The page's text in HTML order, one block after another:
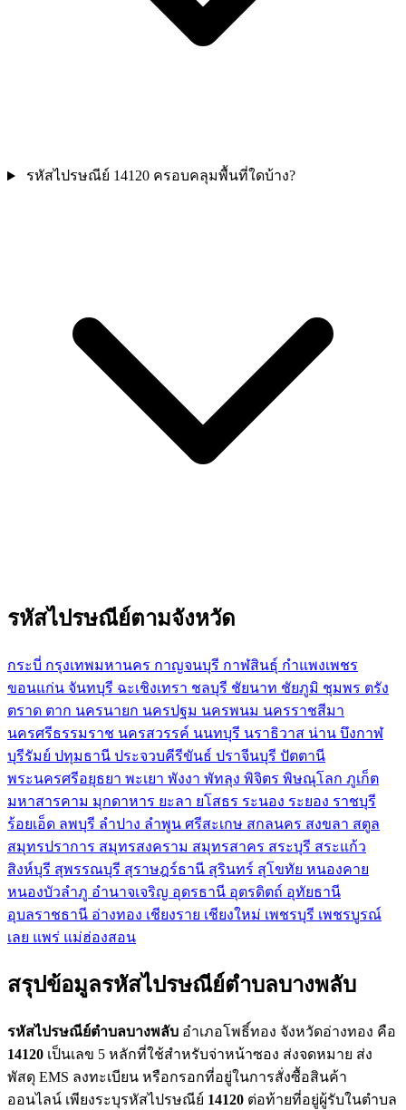
รหัสไปรษณีย์ 14120 ครอบคลุมพื้นที่ใดบ้าง?
รหัสไปรษณีย์ตามจังหวัด
กระบี่ กรุงเทพมหานคร กาญจนบุรี กาฬสินธุ์ กำแพงเพชร
ขอนแก่น จันทบุรี ฉะเชิงเทรา ชลบุรี ชัยนาท ชัยภูมิ ชุมพร ตรัง
ตราด ตาก นครนายก นครปฐม นครพนม นครราชสีมา
นครศรีธรรมราช นครสวรรค์ นนทบุรี นราธิวาส น่าน บึงกาฬ
บุรีรัมย์ ปทุมธานี ประจวบคีรีขันธ์ ปราจีนบุรี ปัตตานี
พระนครศรีอยุธยา พะเยา พังงา พัทลุง พิจิตร พิษณุโลก ภูเก็ต
มหาสารคาม มุกดาหาร ยะลา ยโสธร ระนอง ระยอง ราชบุรี
ร้อยเอ็ด ลพบุรี ลำปาง ลำพูน ศรีสะเกษ สกลนคร สงขลา สตูล
สมุทรปราการ สมุทรสงคราม สมุทรสาคร สระบุรี สระแก้ว
สิงห์บุรี สุพรรณบุรี สุราษฎร์ธานี สุรินทร์ สุโขทัย หนองคาย
หนองบัวลำภู อำนาจเจริญ อุดรธานี อุตรดิตถ์ อุทัยธานี
อุบลราชธานี อ่างทอง เชียงราย เชียงใหม่ เพชรบุรี เพชรบูรณ์
เลย แพร่ แม่ฮ่องสอน
สรุปข้อมูลรหัสไปรษณีย์ตำบลบางพลับ
รหัสไปรษณีย์ตำบลบางพลับ อำเภอโพธิ์ทอง จังหวัดอ่างทอง คือ
14120 เป็นเลข 5 หลักที่ใช้สำหรับจ่าหน้าซอง ส่งจดหมาย ส่ง
พัสดุ EMS ลงทะเบียน หรือกรอกที่อยู่ในการสั่งซื้อสินค้า
ออนไลน์ เพียงระบุรหัสไปรษณีย์ 14120 ต่อท้ายที่อยู่ผู้รับในตำบล